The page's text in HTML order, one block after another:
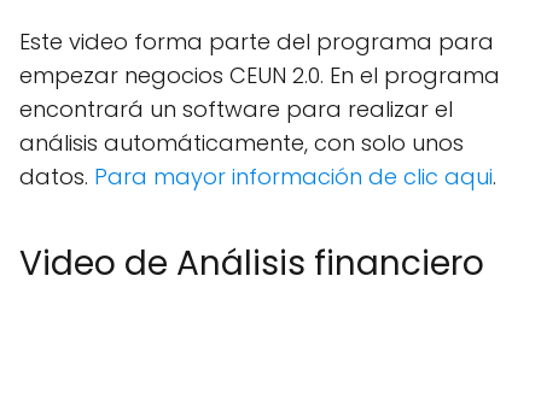
Este video forma parte del programa para
empezar negocios CEUN 2.0. En el programa
encontrará un software para realizar el
análisis automáticamente, con solo unos
datos. Para mayor información de clic aqui.
Video de Análisis financiero